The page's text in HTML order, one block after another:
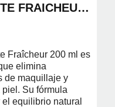
FRAICHEUR
Fraîcheur 200 ml es
elimina
de maquillaje y
Su fórmula
equilibrio natural